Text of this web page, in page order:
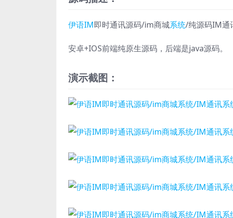
伊语IM即时通讯源码/im商城系统/纯源码IM通
安卓+IOS前端纯原生源码，后端是java源码。
演示截图：